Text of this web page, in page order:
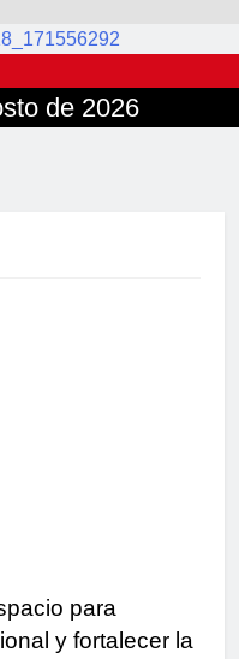
de 2026
para
y fortalecer la